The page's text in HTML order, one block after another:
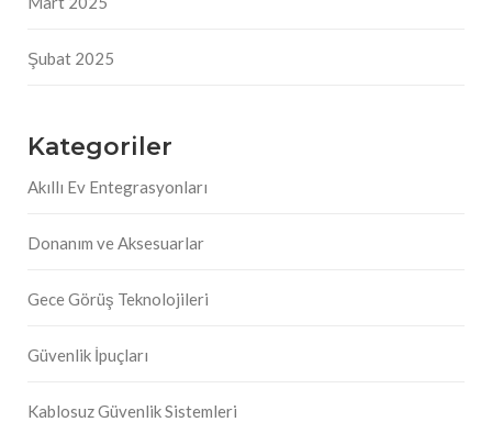
Şubat 2025
Kategoriler
Akıllı Ev Entegrasyonları
Donanım ve Aksesuarlar
Gece Görüş Teknolojileri
Güvenlik İpuçları
Kablosuz Güvenlik Sistemleri